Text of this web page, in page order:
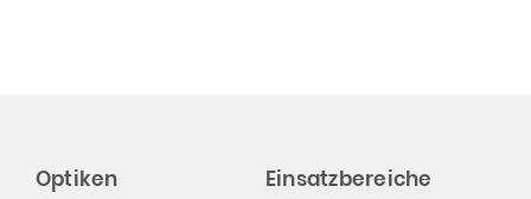
Optiken Einsatzbereiche